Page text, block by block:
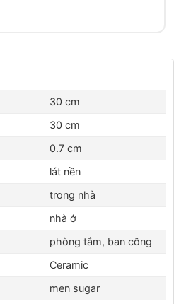
30 cm
30 cm
0.7 cm
lát nền
trong nhà
nhà ở
phòng tắm, ban công
Ceramic
men sugar